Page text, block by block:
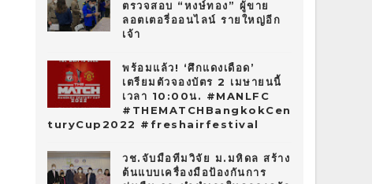
ตรวจสอบ “หงษ์ทอง” ผู้ขาย
ลอตเตอรี่ออนไลน์ รายใหญ่อีก
เจ้า
พร้อมแล้ว! ‘ศึกแดงเดือด’
เตรียมตัวจองบัตร 2 เมษายนนี้
เวลา 10:00น. #MANLFC
#THEMATCHBangkokCen
turyCup2022 #freshairfestival
วช.จับมือทีมวิจัย ม.มหิดล สร้าง
ต้นแบบเครื่องมือป้องกันการ